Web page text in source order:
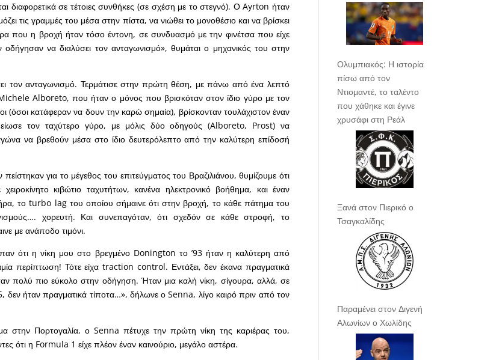
διαφορετικά σε τέτοιες συνθήκες (σε σχέση με το στεγνό). Ο Ayrton ήταν
τις γραμμές του μέσα στην πίστα, να νιώθει το μονοθέσιο και να βρίσκει
που η βροχή ήταν τόσο έντονη, σε συνδυασμό με την φινέτσα που είχε
να διαλύσει τον ανταγωνισμό», θυμάται ο μηχανικός του στην
τον ανταγωνισμό. Τερμάτισε στην πρώτη θέση, με πάνω από ένα λεπτό
Alboreto, που ήταν ο μόνος που βρισκόταν στον ίδιο γύρο με τον
(όσοι κατάφεραν να δουν την καρώ σημαία), βρίσκονταν τουλάχιστον έναν
τον ταχύτερο γύρο, με μόλις δύο οδηγούς (Alboreto, Prost) να
να βρεθούν μέσα στο ίδιο δευτερόλεπτο από την καλύτερη επίδοσή
για το μέγεθος του επιτεύγματος του Βραζιλιάνου, θυμίζουμε ότι
κιβώτιο ταχυτήτων, κανένα ηλεκτρονικό βοήθημα, και έναν
το turbo lag του οποίου σήμαινε ότι στην βροχή, το κάθε πάτημα του
χορευτή. Και συνεπαγόταν, ότι σχεδόν σε κάθε στροφή, το
με ανάποδο τιμόνι.
ότι η νίκη μου στο βρεγμένο Donington το ’93 ήταν η καλύτερη από
περίπτωση! Τότε είχα traction control. Εντάξει, δεν έκανα πραγματικά
πολύ πιο εύκολο στην οδήγηση. Ήταν μια καλή νίκη, σίγουρα, αλλά, σε
δεν ήταν πραγματικά τίποτα…», δήλωνε ο Senna, λίγο καιρό πριν από τον
στην Πορτογαλία, ο Senna πέτυχε την πρώτη νίκη της καριέρας του,
ότι η Formula 1 είχε πλέον έναν καινούριο, μεγάλο αστέρα.
Ολυμπιακός: Η ιστορία
πίσω από τον
Ντιομαντέ, το ταλέντο
που χάθηκε και έγινε
χρυσάφι στη Ρεάλ
Ξανά στον Πιερικό ο
Τσαγκαλίδης
Παραμένει στον Διγενή
Αλωνίων ο Χωλίδης